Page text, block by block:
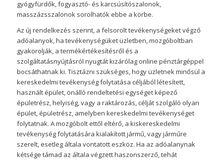
gyógyfürdők, fogyasztó- és karcsúsítószalonok,
masszázsszalonok sorolhatók ebbe a körbe.
Az új rendelkezés szerint, a felsorolt tevékenységeket végző
adóalanyok, ha tevékenységüket üzletben, mozgóboltban
gyakorolják, a termékértékesítésről és a
szolgáltatásnyújtásról nyugtát kizárólag online pénztárgéppel
bocsáthatnak ki. Tisztázni szükséges, hogy üzletnek minősül a
kereskedelmi tevékenység folytatása céljából létesített,
használt épület, önálló rendeltetési egységet képező
épületrész, helyiség, vagy a raktározás, célját szolgáló olyan
épület, épületrész, amelyben kereskedelmi tevékenységet
folytatnak. A mozgóbolt ettől eltérő, a kiskereskedelmi
tevékenység folytatására kialakított jármű, vagy járműre
szerelt, esetleg általa vontatott eszköz. Ha az adóalanynak
kétsége támad az általa végzett haszonszerző, tehát